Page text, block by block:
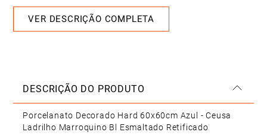
VER DESCRIÇÃO COMPLETA
DESCRIÇÃO DO PRODUTO
Porcelanato Decorado Hard 60x60cm Azul - Ceusa
Ladrilho Marroquino Bl Esmaltado Retificado